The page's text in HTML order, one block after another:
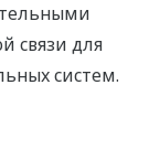
связи для
систем.